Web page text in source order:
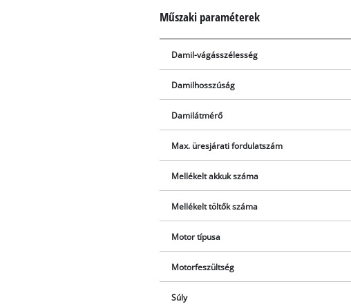
Műszaki paraméterek
Damil-vágásszélesség
Damilhosszúság
Damilátmérő
Max. üresjárati fordulatszám
Mellékelt akkuk száma
Mellékelt töltők száma
Motor típusa
Motorfeszültség
Súly